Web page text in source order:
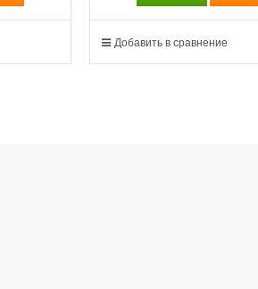
Добавить в сравнение